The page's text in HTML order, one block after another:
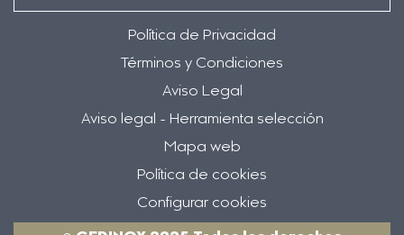
Política de Privacidad
Términos y Condiciones
Aviso Legal
Aviso legal - Herramienta selección
Mapa web
Política de cookies
Configurar cookies